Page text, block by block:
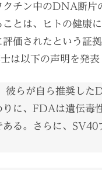
クチン中のDNA断
ことは、ヒトの健康
評価されたという証
は以下の声明を発表
彼らが自ら推奨し
りに、FDAは遺伝毒
ある。さらに、